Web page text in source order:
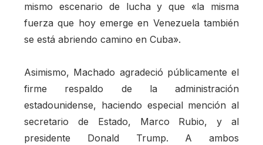
mismo escenario de lucha y que «la misma
fuerza que hoy emerge en Venezuela también
se está abriendo camino en Cuba».
Asimismo, Machado agradeció públicamente el
firme respaldo de la administración
estadounidense, haciendo especial mención al
secretario de Estado, Marco Rubio, y al
presidente Donald Trump. A ambos